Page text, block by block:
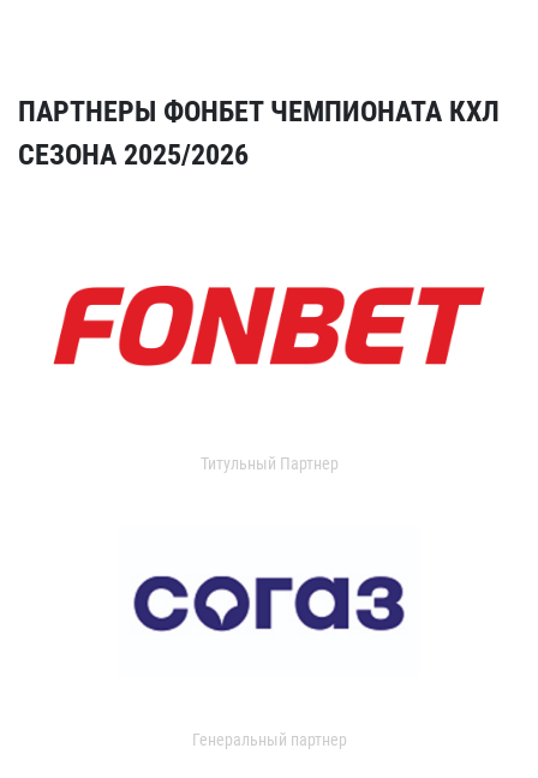
ПАРТНЕРЫ ФОНБЕТ ЧЕМПИОНАТА КХЛ
СЕЗОНА 2025/2026
Титульный Партнер
Генеральный партнер